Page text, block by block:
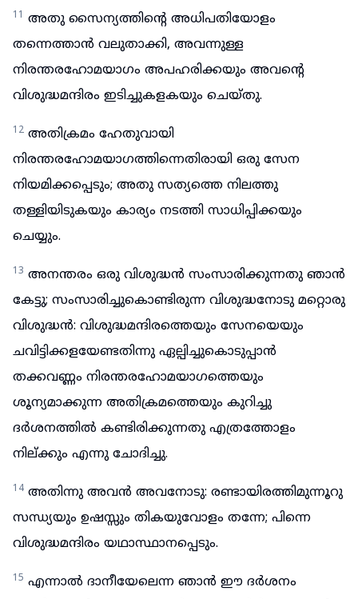
11 അതു സൈന്യത്തിന്റെ അധിപതിയോളം
തന്നെത്താൻ വലുതാക്കി, അവന്നുള്ള
നിരന്തരഹോമയാഗം അപഹരിക്കയും അവന്റെ
വിശുദ്ധമന്ദിരം ഇടിച്ചുകളകയും ചെയ്തു.
12 അതിക്രമം ഹേതുവായി
നിരന്തരഹോമയാഗത്തിന്നെതിരായി ഒരു സേന
നിയമിക്കപ്പെടും; അതു സത്യത്തെ നിലത്തു
തള്ളിയിടുകയും കാര്യം നടത്തി സാധിപ്പിക്കയും
ചെയ്യും.
13 അനന്തരം ഒരു വിശുദ്ധൻ സംസാരിക്കുന്നതു ഞാൻ
കേട്ടു; സംസാരിച്ചുകൊണ്ടിരുന്ന വിശുദ്ധനോടു മറ്റൊരു
വിശുദ്ധൻ: വിശുദ്ധമന്ദിരത്തെയും സേനയെയും
ചവിട്ടിക്കളയേണ്ടതിന്നു ഏല്പിച്ചുകൊടുപ്പാൻ
തക്കവണ്ണം നിരന്തരഹോമയാഗത്തെയും
ശൂന്യമാക്കുന്ന അതിക്രമത്തെയും കുറിച്ചു
ദർശനത്തിൽ കണ്ടിരിക്കുന്നതു എത്രത്തോളം
നില്ക്കും എന്നു ചോദിച്ചു.
14 അതിന്നു അവൻ അവനോടു: രണ്ടായിരത്തിമുന്നൂറു
സന്ധ്യയും ഉഷസ്സും തികയുവോളം തന്നേ; പിന്നെ
വിശുദ്ധമന്ദിരം യഥാസ്ഥാനപ്പെടും.
15 എന്നാൽ ദാനീയേലെന്ന ഞാൻ ഈ ദർശനം